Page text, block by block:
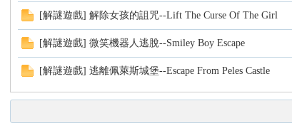
[解謎遊戲] 解除女孩的詛咒--Lift The Curse Of The Girl
[解謎遊戲] 微笑機器人逃脫--Smiley Boy Escape
[解謎遊戲] 逃離佩萊斯城堡--Escape From Peles Castle